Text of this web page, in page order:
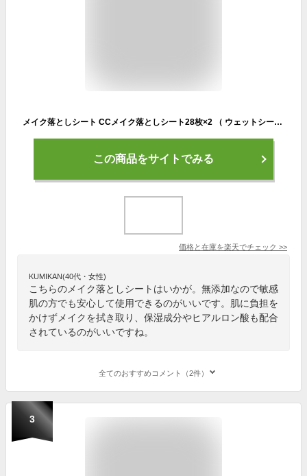
メイク落としシート CCメイク落としシート28枚×2 （ ウェットシート メイク落とし 水 99.9％ 日本製 レディース ケア レック LEC クレンジング アルコールフリー ノンアルコール 無添加 敏感肌 低刺激 保湿 衛生用品 ）【3980円以上送料無料】
この商品をサイトでみる
価格と在庫を楽天でチェック >>
KUMIKAN(40代・女性)
こちらのメイク落としシートはいかが。無添加なので敏感
肌の方でも安心して使用できるのがいいです。肌に負担を
かけずメイクを拭き取り、保湿成分やヒアルロン酸も配合
されているのがいいですね。
全てのおすすめコメント（2件）
3